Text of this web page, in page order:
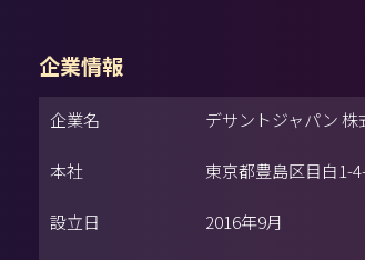
企業情報
企業名 デサントジャパン 株
本社 東京都豊島区目白1-
設立日 2016年9月